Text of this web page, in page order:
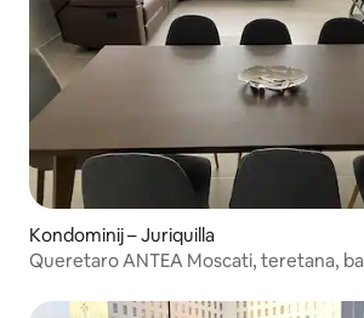
Kondominij – Juriquilla
Queretaro ANTEA Moscati, teretana,